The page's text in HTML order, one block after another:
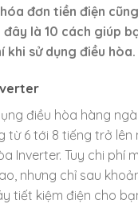
đơn tiền điện
là 10 cách giúp
khi sử dụng điều hòa.
điều hòa hàng
từ 6 tới 8 tiếng trở lên
Inverter. Tuy chi phí
nhưng chỉ sau
tiết kiệm điện cho